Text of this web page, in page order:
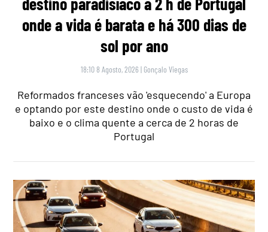
onde a vida é barata e há 300 dias de
sol por ano
18:10 8 Agosto, 2026 | Gonçalo Viegas
Reformados franceses vão 'esquecendo' a Europa
e optando por este destino onde o custo de vida é
baixo e o clima quente a cerca de 2 horas de
Portugal